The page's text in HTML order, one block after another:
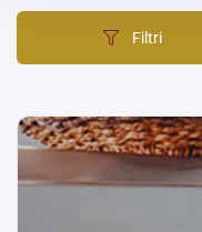
Filtri